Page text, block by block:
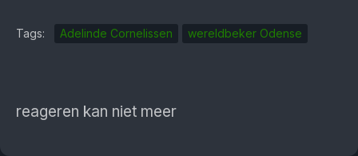
Tags: Adelinde Cornelissen wereldbeker Odense
reageren kan niet meer